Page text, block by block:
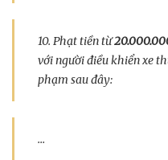
10. Phạt tiền từ
với người điều khiển xe
phạm sau đây:
…